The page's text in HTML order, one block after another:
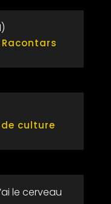
Racontars
de culture
le cerveau